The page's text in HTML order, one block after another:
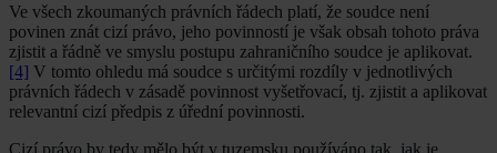
Ve všech zkoumaných právních řádech platí, že soudce není
povinen znát cizí právo, jeho povinností je však obsah tohoto práva
zjistit a řádně ve smyslu postupu zahraničního soudce je aplikovat.
[4] V tomto ohledu má soudce s určitými rozdíly v jednotlivých
právních řádech v zásadě povinnost vyšetřovací, tj. zjistit a aplikovat
relevantní cizí předpis z úřední povinnosti.
Cizí právo by tedy mělo být v tuzemsku používáno tak, jak je